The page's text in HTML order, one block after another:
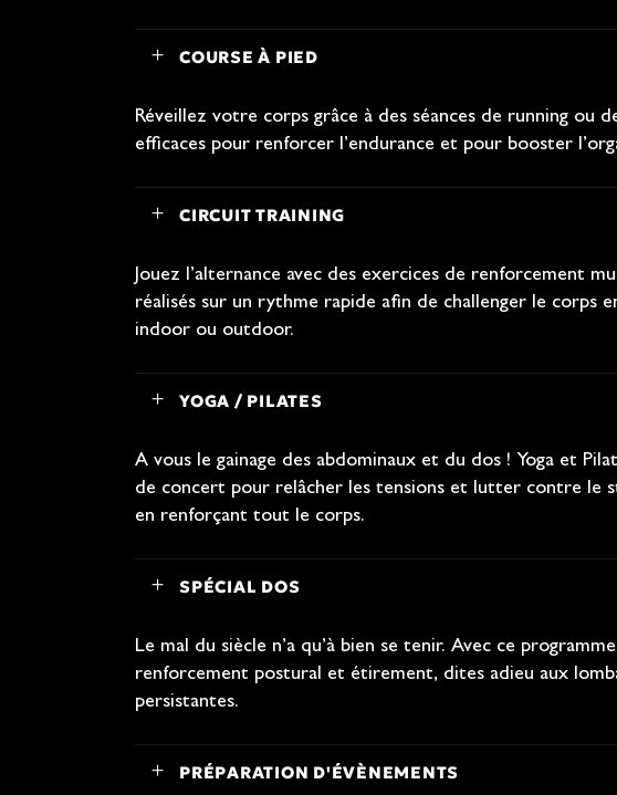
COURSE À PIED
Réveillez votre corps grâce à des séances de running ou
efficaces pour renforcer l’endurance et pour booster
CIRCUIT TRAINING
Jouez l’alternance avec des exercices de renforcement
réalisés sur un rythme rapide afin de challenger le corps
indoor ou outdoor.
YOGA / PILATES
A vous le gainage des abdominaux et du dos ! Yoga et
de concert pour relâcher les tensions et lutter contre le
en renforçant tout le corps.
SPÉCIAL DOS
Le mal du siècle n’a qu’à bien se tenir. Avec ce
renforcement postural et étirement, dites adieu aux
persistantes.
PRÉPARATION D'ÉVÈNEMENTS